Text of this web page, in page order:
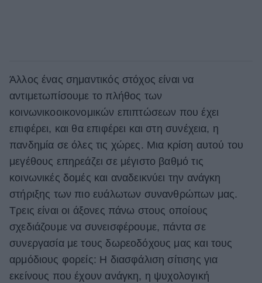
Άλλος ένας σημαντικός στόχος είναι να
αντιμετωπίσουμε το πλήθος των
κοινωνικοοικονομικών επιπτώσεων που έχει
επιφέρει, και θα επιφέρει και στη συνέχεια, η
πανδημία σε όλες τις χώρες. Μια κρίση αυτού του
μεγέθους επηρεάζει σε μέγιστο βαθμό τις
κοινωνικές δομές και αναδεικνύει την ανάγκη
στήριξης των πιο ευάλωτων συνανθρώπων μας.
Τρεις είναι οι άξονες πάνω στους οποίους
σχεδιάζουμε να συνεισφέρουμε, πάντα σε
συνεργασία με τους δωρεοδόχους μας και τους
αρμόδιους φορείς: Η διασφάλιση σίτισης για
εκείνους που έχουν ανάγκη, η ψυχολογική